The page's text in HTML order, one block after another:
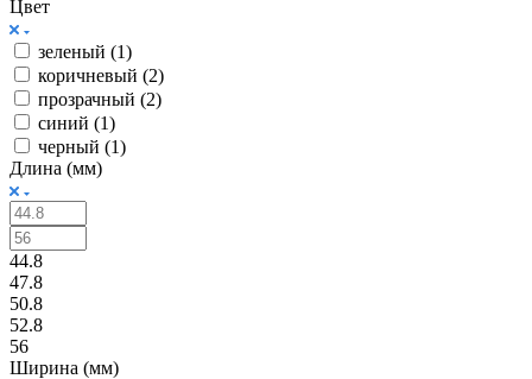
Цвет
зеленый (1)
коричневый (2)
прозрачный (2)
синий (1)
черный (1)
Длина (мм)
44.8
47.8
50.8
52.8
56
Ширина (мм)